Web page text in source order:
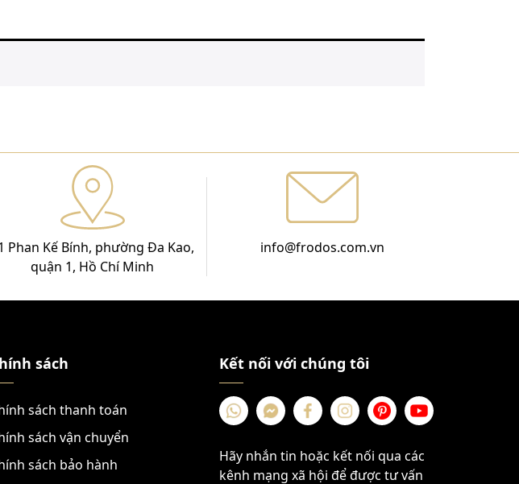
Phan Kế Bính, phường Đa Kao,
quận 1, Hồ Chí Minh
info@frodos.com.vn
sách
sách thanh toán
sách vận chuyển
sách bảo hành
Kết nối với chúng tôi
Hãy nhắn tin hoặc kết nối qua các
kênh mạng xã hội để được tư vấn